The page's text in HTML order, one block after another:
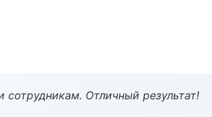
Отличный результат!